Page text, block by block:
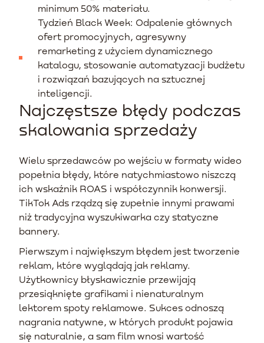
minimum 50% materiału.
Tydzień Black Week: Odpalenie głównych
ofert promocyjnych, agresywny
remarketing z użyciem dynamicznego
katalogu, stosowanie automatyzacji budżetu
i rozwiązań bazujących na sztucznej
inteligencji.
Najczęstsze błędy podczas
skalowania sprzedaży
Wielu sprzedawców po wejściu w formaty wideo
popełnia błędy, które natychmiastowo niszczą
ich wskaźnik ROAS i współczynnik konwersji.
TikTok Ads rządzą się zupełnie innymi prawami
niż tradycyjna wyszukiwarka czy statyczne
bannery.
Pierwszym i największym błędem jest tworzenie
reklam, które wyglądają jak reklamy.
Użytkownicy błyskawicznie przewijają
przesiąknięte grafikami i nienaturalnym
lektorem spoty reklamowe. Sukces odnoszą
nagrania natywne, w których produkt pojawia
się naturalnie, a sam film wnosi wartość